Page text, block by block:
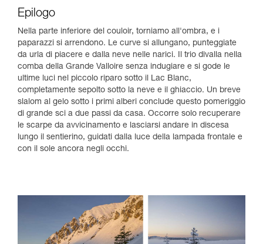
Epilogo
Nella parte inferiore del couloir, torniamo all'ombra, e i
paparazzi si arrendono. Le curve si allungano, punteggiate
da urla di piacere e dalla neve nelle narici. Il trio divalla nella
comba della Grande Valloire senza indugiare e si gode le
ultime luci nel piccolo riparo sotto il Lac Blanc,
completamente sepolto sotto la neve e il ghiaccio. Un breve
slalom al gelo sotto i primi alberi conclude questo pomeriggio
di grande sci a due passi da casa. Occorre solo recuperare
le scarpe da avvicinamento e lasciarsi andare in discesa
lungo il sentierino, guidati dalla luce della lampada frontale e
con il sole ancora negli occhi.